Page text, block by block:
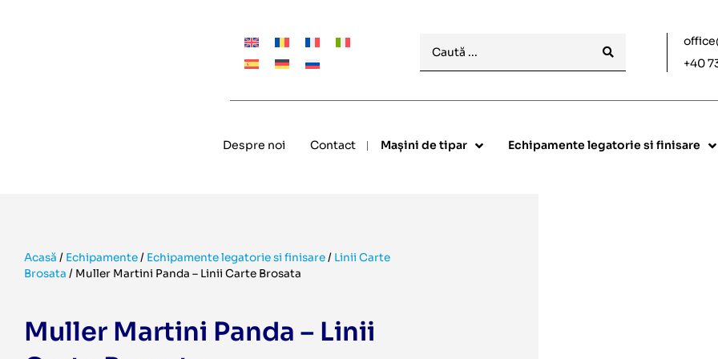
+40
Despre noi Contact Mașini de tipar Echipamente legatorie si finisare
Acasă / Echipamente/ Echipamente legatorie si finisare/ Linii Carte
Brosata / Muller Martini Panda – Linii Carte Brosata
Muller Martini Panda – Linii